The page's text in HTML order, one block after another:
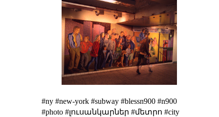
#ny #new-york #subway #blessn900 #n900
#photo #լուսանկարներ #մետրո #city